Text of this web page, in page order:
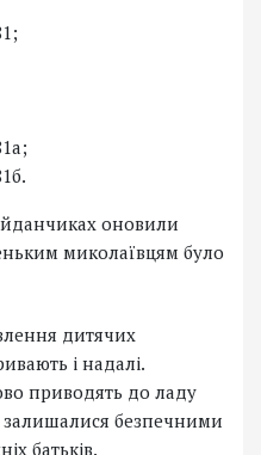
оновили
миколаївцям було
дитячих
і надалі.
приводять до ладу
залишалися безпечними
батьків.